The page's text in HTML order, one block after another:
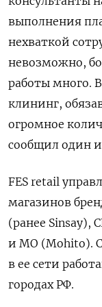
выполнения
нехваткой
невозможно,
работы много.
клининг,
огромное
сообщил один
FES retail
магазинов
(ранее Sinsay),
и MO (Mohito).
в ее сети
городах РФ.